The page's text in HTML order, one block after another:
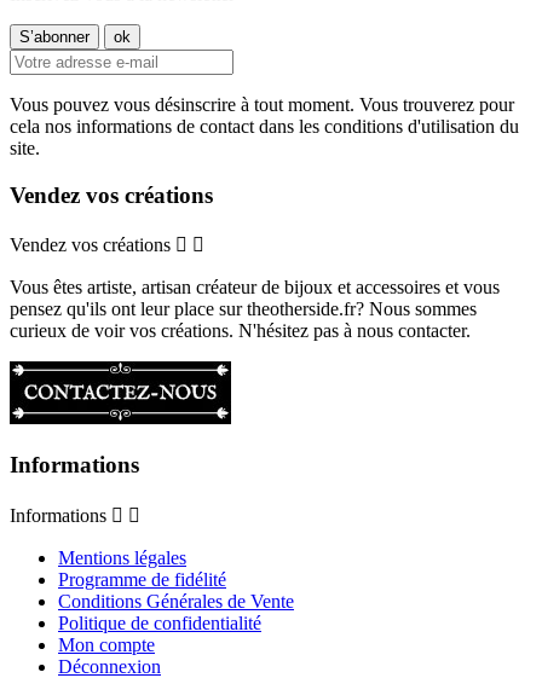
Vous pouvez vous désinscrire à tout moment. Vous trouverez pour
cela nos informations de contact dans les conditions d'utilisation du
site.
Vendez vos créations
Vendez vos créations  
Vous êtes artiste, artisan créateur de bijoux et accessoires et vous
pensez qu'ils ont leur place sur theotherside.fr? Nous sommes
curieux de voir vos créations. N'hésitez pas à nous contacter.
Informations
Informations  
Mentions légales
Programme de fidélité
Conditions Générales de Vente
Politique de confidentialité
Mon compte
Déconnexion